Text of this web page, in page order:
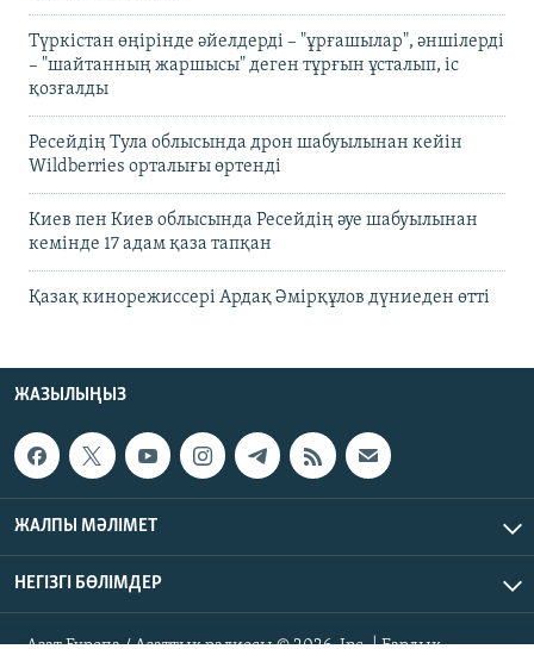
Түркістан өңірінде әйелдерді – "ұрғашылар", әншілерді
– "шайтанның жаршысы" деген тұрғын ұсталып, іс
қозғалды
Ресейдің Тула облысында дрон шабуылынан кейін
Wildberries орталығы өртенді
Киев пен Киев облысында Ресейдің әуе шабуылынан
кемінде 17 адам қаза тапқан
Қазақ кинорежиссері Ардақ Әмірқұлов дүниеден өтті
ЖАЗЫЛЫҢЫЗ
ЖАЛПЫ МӘЛІМЕТ
НЕГІЗГІ БӨЛІМДЕР